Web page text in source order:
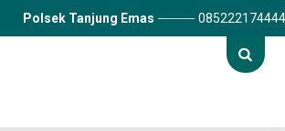
Polsek Tanjung Emas 085222174444